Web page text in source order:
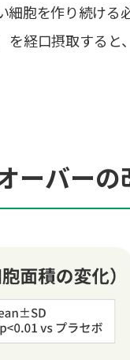
胞を作り続ける
を経口摂取する
ーバー